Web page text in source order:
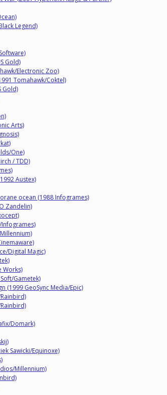
Legend)
Gold)
Electronic Zoo)
Tomahawk/Coktel)
Gold)
Arts)
One)
/ TDD)
Austex)
ocean (1988 Infogrames)
Zandelin)
Infogrames)
Digital Magic)
Works)
Gametek)
(1999 GeoSync Media/Epic)
Domark)
Sawicki/Equinoxe)
Millennium)